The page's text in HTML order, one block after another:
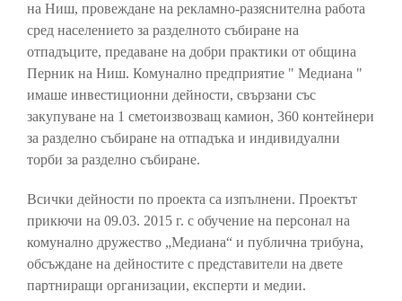
на Ниш, провеждане на рекламно-разяснителна работа
сред населението за разделното събиране на
отпадъците, предаване на добри практики от община
Перник на Ниш. Комунално предприятие " Медиана "
имаше инвестиционни дейности, свързани със
закупуване на 1 сметоизвозващ камион, 360 контейнери
за разделно събиране на отпадъка и индивидуални
торби за разделно събиране.
Всички дейности по проекта са изпълнени. Проектът
прикючи на 09.03. 2015 г. с обучение на персонал на
комунално дружество „Медиана“ и публична трибуна,
обсъждане на дейностите с представители на двете
партниращи организации, експерти и медии.